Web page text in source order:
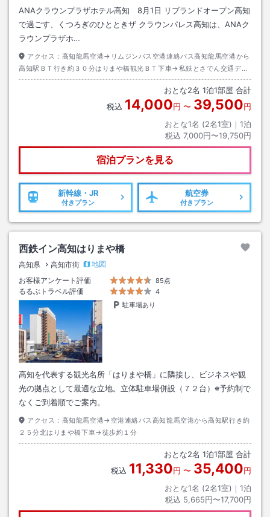
ANAクラウンプラザホテル高知 8月1日 リブランドオープン高知
で過ごす、くつろぎのひとときザ クラウンパレス高知は、ANAク
ラウンプラザホ…
アクセス： 高知龍馬空港→リムジンバス空港連絡バス高知龍馬空港から
高知駅ＢＴ行き約３０分はりまや橋観光ＢＴ下車→私鉄とさでん交通デン
テツＴＢ前駅から鏡川・朝倉・伊野行き約１０分高知城前駅下車→徒歩約
おとな2名 1泊1部屋 合計
税込 14,000円 〜 39,500円
おとな1名 (2名1室)｜ 1泊
税込 7,000円〜19,750円
宿泊プランを見る
新幹線・JR
付きプラン
航空券
付きプラン
西鉄イン高知はりまや橋
高知県 高知市街
地図
お客様アンケート評価
85点
るるぶトラベル評価
4
駐車場あり
高知を代表する観光名所「はりまや橋」に隣接し、ビジネスや観
光の拠点として最適な立地。立体駐車場併設（７２台）※予約制で
なくご到着順でご案内。
アクセス： 高知龍馬空港→空港連絡バス高知龍馬空港から高知駅行き約
２５分北はりまや橋下車→徒歩約１分
おとな2名 1泊1部屋 合計
税込 11,330円 〜 35,400円
おとな1名 (2名1室)｜ 1泊
税込 5,665円〜17,700円